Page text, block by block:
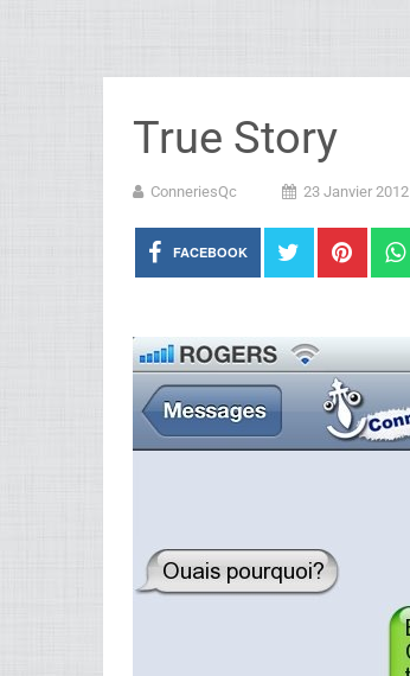
True Story
ConneriesQc 23 Janvier 2012
FACEBOOK